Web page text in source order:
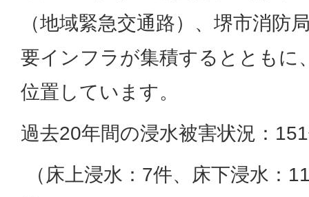
（地域緊急交通路）、堺市消防
要インフラが集積するとともに
位置しています。
過去20年間の浸水被害状況：
（床上浸水：7件、床下浸水：